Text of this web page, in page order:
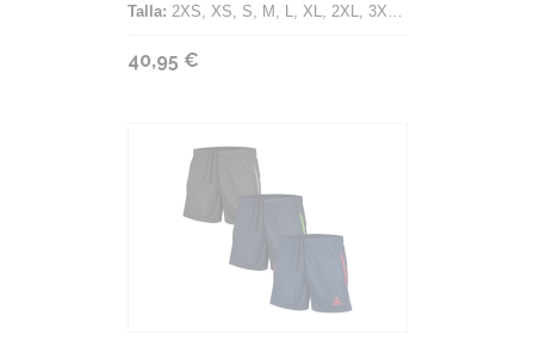
Talla: 2XS, XS, S, M, L, XL, 2XL, 3XL, 4XL, 5XL
40,95 €